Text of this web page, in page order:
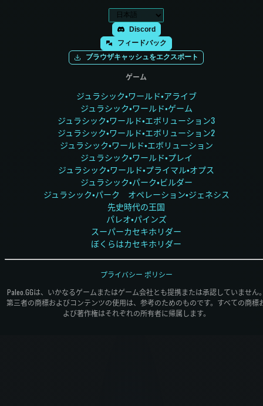
Discord
フィードバック
ブラウザキャッシュをエクスポート
ゲーム
ジュラシック・ワールド・アライブ
ジュラシック・ワールド・ゲーム
ジュラシック・ワールド・エボリューション3
ジュラシック・ワールド・エボリューション2
ジュラシック・ワールド・エボリューション
ジュラシック・ワールド・プレイ
ジュラシック・ワールド・プライマル・オプス
ジュラシック・パーク・ビルダー
ジュラシック・パーク オペレーション・ジェネシス
先史時代の王国
パレオ・パインズ
スーパーカセキホリダー
ぼくらはカセキホリダー
Paleo.GGは、いかなるゲームまたはゲーム会社とも提携または承認していません
第三者の商標およびコンテンツの使用は、参考のためのものです。すべての商標
よび著作権はそれぞれの所有者に帰属します。
プライバシー ポリシー